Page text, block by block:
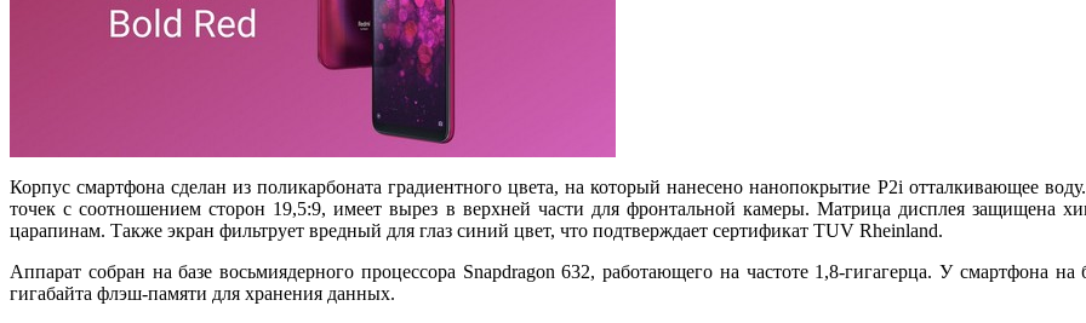
Корпус смартфона сделан из поликарбоната градиентного цвета, на который нанесено нанопокрытие P2i отталкивающее
точек с соотношением сторон 19,5:9, имеет вырез в верхней части для фронтальной камеры. Матрица дисплея защищена
царапинам. Также экран фильтрует вредный для глаз синий цвет, что подтверждает сертификат TUV Rheinland.
Аппарат собран на базе восьмиядерного процессора Snapdragon 632, работающего на частоте 1,8-гигагерца. У смартфона
гигабайта флэш-памяти для хранения данных.